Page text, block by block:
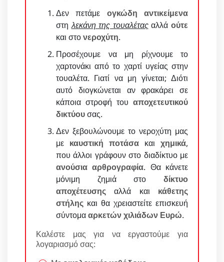
Δεν πετάμε ογκώδη αντικείμενα
στηλεκάνη της τουαλέταςαλλάούτε
και στονεροχύτη.
Προσέχουμε να μη ρίχνουμε το
χαρτονάκι από το χαρτί υγείας στην
τουαλέτα. Γιατί να μη γίνεται; Διότι
αυτό διογκώνεται αν φρακάρει σε
κάποια στροφή του αποχετευτικού
δικτύουσας.
Δεν ξεβουλώνουμε το νεροχύτη μας
με καυστική ποτάσα και χημικά,
που άλλοι γράφουν στο διαδίκτυο με
ανούσια αρθρογραφία. Θα κάνετε
μόνιμη ζημιά στο δίκτυο
αποχέτευσης αλλά και κάθετης
στήλης και θα χρειαστείτε επισκευή
σύντομααρκετών χιλιάδων Ευρώ.
Καλέστε μας για να εργαστούμε για
λογαριασμό σας: